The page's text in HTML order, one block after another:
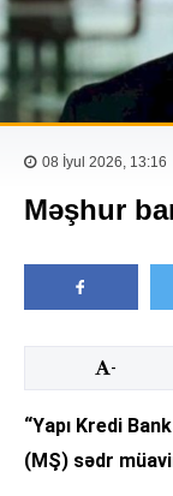
08 İyul 2026, 13:16
Məşhur
-
“Yapı Kredi
(MŞ) sədr